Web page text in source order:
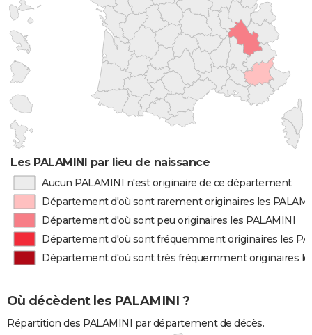
Les PALAMINI par lieu de naissance
Aucun PALAMINI n'est originaire de ce département
Département d'où sont rarement originaires les
Département d'où sont peu originaires les PALAMINI
Département d'où sont fréquemment originaires les
Département d'où sont très fréquemment originaires
Où décèdent les PALAMINI ?
Répartition des PALAMINI par département de décès.